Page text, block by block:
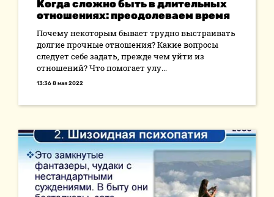
Когда сложно быть в длительных
отношениях: преодолеваем время
Почему некоторым бывает трудно выстраивать
долгие прочные отношения? Какие вопросы
следует себе задать, прежде чем уйти из
отношений? Что помогает улу...
13:36 8 мая 2022